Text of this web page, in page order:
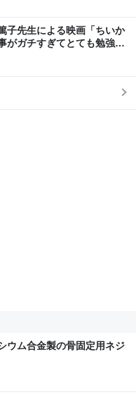
子先生による映画「ちいか
がガチすぎてとても勉強に
ウム合金製の骨固定用ネジ